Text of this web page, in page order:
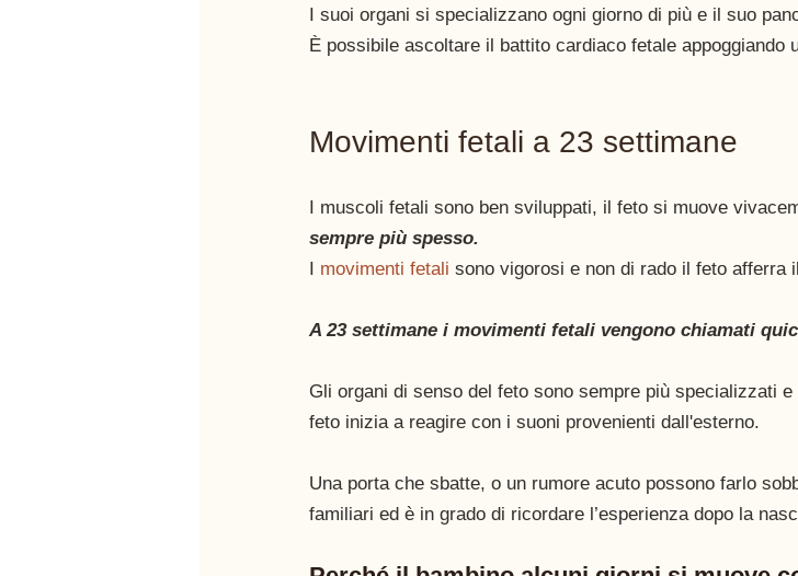
I suoi organi si specializzano ogni giorno di più e il suo
È possibile ascoltare il battito cardiaco fetale appoggiando
Movimenti fetali a 23 settimane
I muscoli fetali sono ben sviluppati, il feto si muove
sempre più spesso.
movimenti fetali sono vigorosi e non di rado il feto afferra
A 23 settimane i movimenti fetali vengono chiamati
Gli organi di senso del feto sono sempre più specializzati e
feto inizia a reagire con i suoni provenienti dall'esterno.
Una porta che sbatte, o un rumore acuto possono farlo
familiari ed è in grado di ricordare l’esperienza dopo la